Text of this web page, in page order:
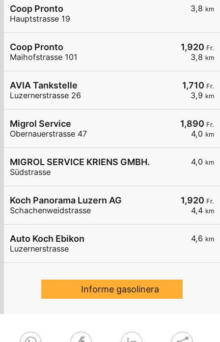
3,8 km
Coop Pronto
Hauptstrasse 19
1,920 Fr.
3,8 km
Coop Pronto
Maihofstrasse 101
1,710 Fr.
3,9 km
AVIA Tankstelle
Luzernerstrasse 26
1,890 Fr.
4,0 km
Migrol Service
Obernauerstrasse 47
4,0 km
MIGROL SERVICE KRIENS GMBH.
Südstrasse
1,920 Fr.
4,4 km
Koch Panorama Luzern AG
Schachenweidstrasse
4,6 km
Auto Koch Ebikon
Luzernerstrasse
Informe gasolinera